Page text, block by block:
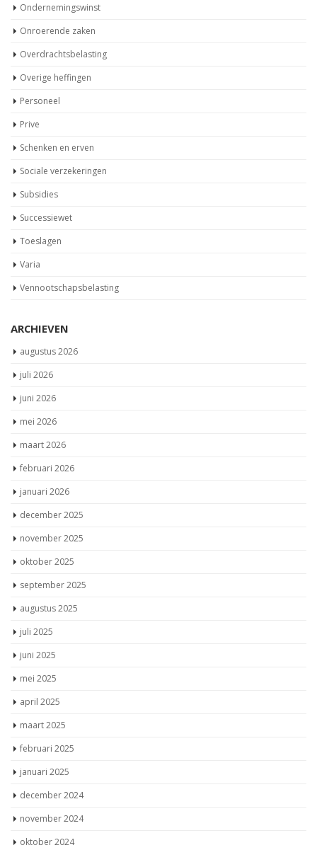
Ondernemingswinst
Onroerende zaken
Overdrachtsbelasting
Overige heffingen
Personeel
Prive
Schenken en erven
Sociale verzekeringen
Subsidies
Successiewet
Toeslagen
Varia
Vennootschapsbelasting
ARCHIEVEN
augustus 2026
juli 2026
juni 2026
mei 2026
maart 2026
februari 2026
januari 2026
december 2025
november 2025
oktober 2025
september 2025
augustus 2025
juli 2025
juni 2025
mei 2025
april 2025
maart 2025
februari 2025
januari 2025
december 2024
november 2024
oktober 2024